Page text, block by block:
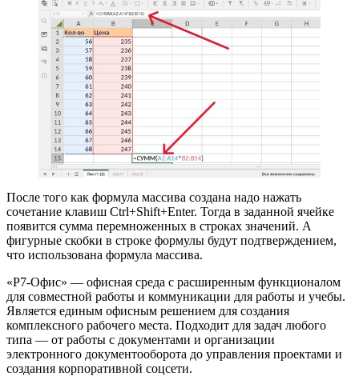
После того как формула массива создана надо нажать
сочетание клавиш Ctrl+Shift+Enter. Тогда в заданной ячейке
появится сумма перемноженных в строках значений. А
фигурные скобки в строке формулы будут подтверждением,
что использована формула массива.
«Р7-Офис» — офисная среда с расширенным функционалом
для совместной работы и коммуникации для работы и учебы.
Является единым офисным решением для создания
комплексного рабочего места. Подходит для задач любого
типа — от работы с документами и организации
электронного документооборота до управления проектами и
создания корпоративной соцсети.